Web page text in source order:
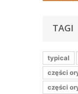
TAGI
typical
części
części